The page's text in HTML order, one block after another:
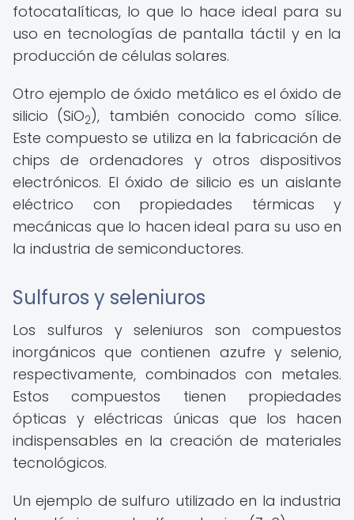
fotocatalíticas, lo que lo hace ideal para su
uso en tecnologías de pantalla táctil y en la
producción de células solares.
Otro ejemplo de óxido metálico es el óxido de
silicio (SiO2), también conocido como sílice.
Este compuesto se utiliza en la fabricación de
chips de ordenadores y otros dispositivos
electrónicos. El óxido de silicio es un aislante
eléctrico con propiedades térmicas y
mecánicas que lo hacen ideal para su uso en
la industria de semiconductores.
Sulfuros y seleniuros
Los sulfuros y seleniuros son compuestos
inorgánicos que contienen azufre y selenio,
respectivamente, combinados con metales.
Estos compuestos tienen propiedades
ópticas y eléctricas únicas que los hacen
indispensables en la creación de materiales
tecnológicos.
Un ejemplo de sulfuro utilizado en la industria